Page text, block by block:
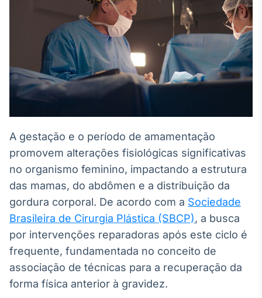
personalizados
Soluções de Dados
e Conteúdos
Broadcast
OTC
Plataforma para
negociação de
ativos
Broadcast
Datafeed
APIs para
integração de
conteúdos e
Broadcast
Ticker
Cotações e
notícias
A gestação e o período de amamentação
promovem alterações fisiológicas significativas
no organismo feminino, impactando a estrutura
das mamas, do abdômen e a distribuição da
gordura corporal. De acordo com a Sociedade
Brasileira de Cirurgia Plástica (SBCP), a busca
por intervenções reparadoras após este ciclo é
frequente, fundamentada no conceito de
associação de técnicas para a recuperação da
forma física anterior à gravidez.